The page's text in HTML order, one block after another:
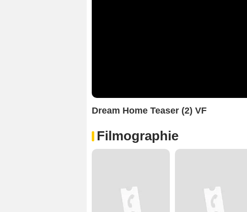
Dream Home Teaser (2) VF
Filmographie